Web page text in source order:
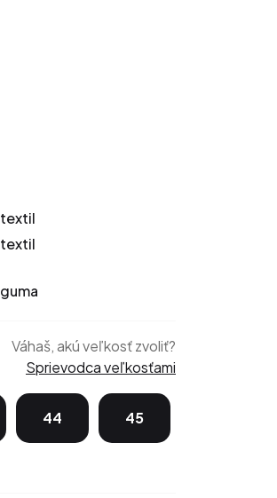
textil
textil
guma
Váhaš, akú veľkosť zvoliť?
Sprievodca veľkosťami
44 45